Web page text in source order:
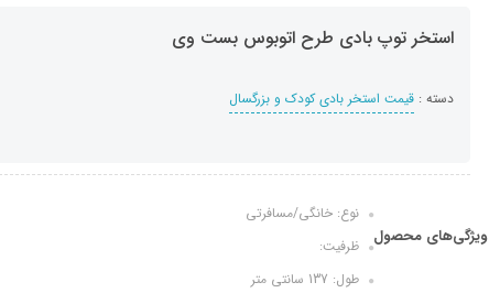
استخر توپ بادی طرح اتوبوس بست وی
دسته : قیمت استخر بادی کودک و بزرگسال
ویژگی‌های محصول
نوع: خانگی/مسافرتی
ظرفیت:
طول: 137 سانتی متر